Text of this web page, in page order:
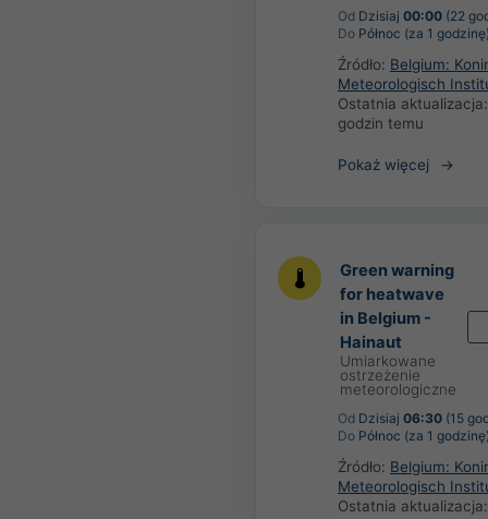
Od Dzisiaj 00:00 (22
Do Północ (za 1
Źródło: Belgium:
Meteorologisch
Ostatnia
godzin temu
Pokaż więcej
Green warning
for heatwave
in Belgium -
Hainaut
Umiarkowane
ostrzeżenie
meteorologiczne
Od Dzisiaj 06:30 (15
Do Północ (za 1
Źródło: Belgium:
Meteorologisch
Ostatnia